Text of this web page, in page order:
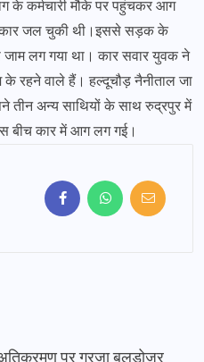
के कर्मचारी मौके पर पहुंचकर आग
कार जल चुकी थी।इससे सड़क के
जाम लग गया था। कार सवार युवक ने
के रहने वाले हैं। हल्दूचौड़ नैनीताल जा
तीन अन्य साथियों के साथ रुद्रपुर में
बीच कार में आग लग गई।
पर गरजा बुलडोजर